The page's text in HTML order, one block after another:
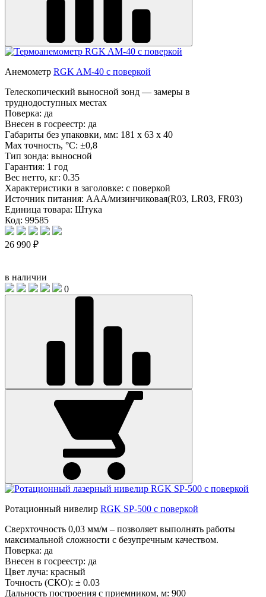
Анемометр RGK AM-40 с поверкой
Телескопический выносной зонд — замеры в
труднодоступных местах
Поверка: да
Внесен в госреестр: да
Габариты без упаковки, мм: 181 x 63 x 40
Max точность, °С: ±0,8
Тип зонда: выносной
Гарантия: 1 год
Вес нетто, кг: 0.35
Характеристики в заголовке: с поверкой
Источник питания: AAA/мизинчиковая(R03, LR03, FR03)
Единица товара: Штука
Код: 99585
26 990 ₽
в наличии
0
Ротационный нивелир RGK SP-500 с поверкой
Сверхточность 0,03 мм/м – позволяет выполнять работы
максимальной сложности с безупречным качеством.
Поверка: да
Внесен в госреестр: да
Цвет луча: красный
Точность (СКО): ± 0.03
Дальность построения с приемником, м: 900